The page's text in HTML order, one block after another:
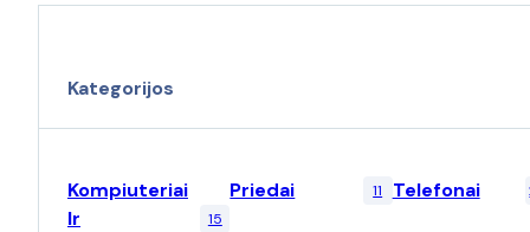
Kategorijos
Kompiuteriai
Ir
15
Priedai 11 Telefonai